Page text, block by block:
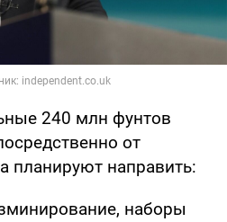
240 млн фунтов
от
планируют направить:
наборы